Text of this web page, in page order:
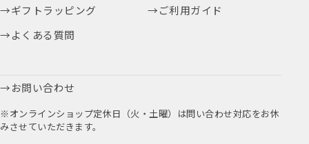
ギフトラッピング
ご利用ガイド
よくある質問
お問い合わせ
※オンラインショップ定休日（火・土曜）は問い合わせ対応をお休
みさせていただきます。